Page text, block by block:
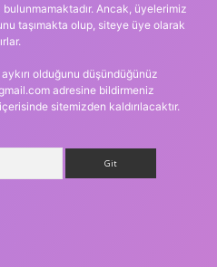
Ancak, üyelerimiz
taşımakta olup, siteye üye olarak
olduğunu düşündüğünüz
adresine bildirmeniz
sitemizden kaldırılacaktır.